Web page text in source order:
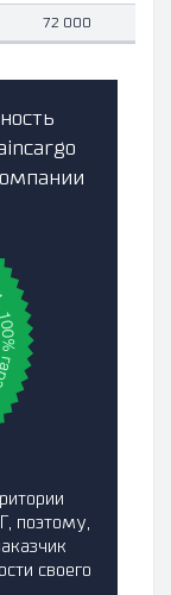
72 000
поэтому,
своего